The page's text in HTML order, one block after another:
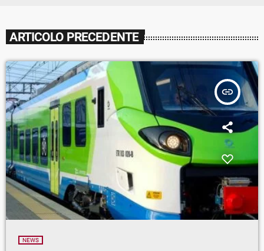
ARTICOLO PRECEDENTE
insert_link
NEWS